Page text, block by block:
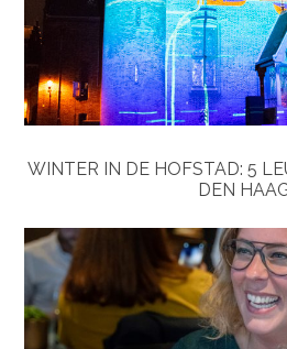
WINTER IN DE HOFSTAD: 5
DEN